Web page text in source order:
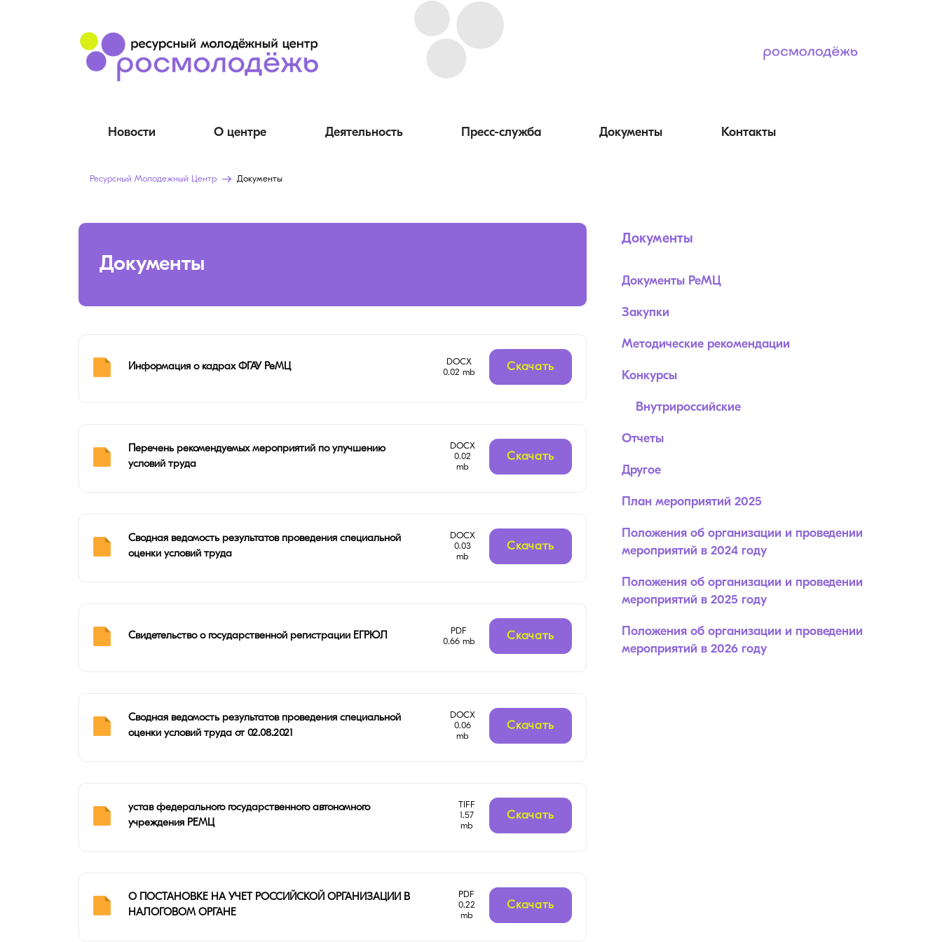
Новости О центре Деятельность Пресс-служба Документы Контакты
Ресурсный Молодежный Центр Документы
Документы
Информация о кадрах ФГАУ РеМЦ
DOCX
0.02 mb
Скачать
Перечень рекомендуемых мероприятий по улучшению
условий труда
DOCX
0.02
mb
Скачать
Сводная ведомость результатов проведения специальной
оценки условий труда
DOCX
0.03
mb
Скачать
Свидетельство о государственной регистрации ЕГРЮЛ
PDF
0.66 mb
Скачать
Сводная ведомость результатов проведения специальной
оценки условий труда от 02.08.2021
DOCX
0.06
mb
Скачать
устав федерального государственного автономного
учреждения РЕМЦ
TIFF
1.57
mb
Скачать
О ПОСТАНОВКЕ НА УЧЕТ РОССИЙСКОЙ ОРГАНИЗАЦИИ В
НАЛОГОВОМ ОРГАНЕ
PDF
0.22
mb
Скачать
Документы
Документы РеМЦ
Закупки
Методические рекомендации
Конкурсы
Внутрироссийские
Отчеты
Другое
План мероприятий 2025
Положения об организации и проведении
мероприятий в 2024 году
Положения об организации и проведении
мероприятий в 2025 году
Положения об организации и проведении
мероприятий в 2026 году